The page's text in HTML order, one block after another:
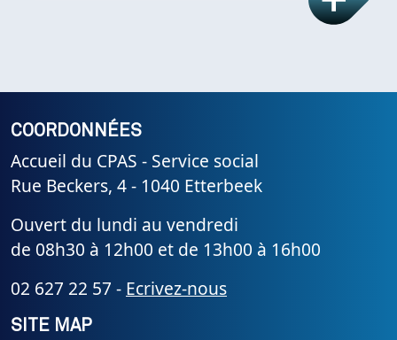
COORDONNÉES
Accueil du CPAS - Service social
Rue Beckers, 4 - 1040 Etterbeek
Ouvert du lundi au vendredi
de 08h30 à 12h00 et de 13h00 à 16h00
02 627 22 57 - Ecrivez-nous
SITE MAP